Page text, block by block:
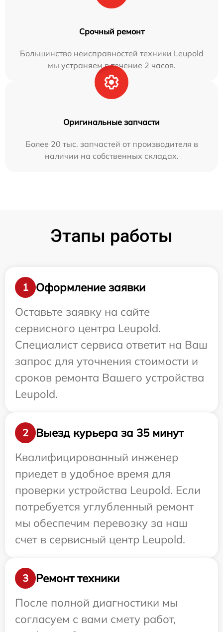
Срочный ремонт
Большинство неисправностей техники Leupold
мы устраняем в течение 2 часов.
Оригинальные запчасти
Более 20 тыс. запчастей от производителя в
наличии на собственных складах.
Этапы работы
1
Оформление заявки
Оставьте заявку на сайте
сервисного центра Leupold.
Специалист сервиса ответит на Ваш
запрос для уточнения стоимости и
сроков ремонта Вашего устройства
Leupold.
2
Выезд курьера за 35 минут
Квалифицированный инженер
приедет в удобное время для
проверки устройства Leupold. Если
потребуется углубленный ремонт
мы обеспечим перевозку за наш
счет в сервисный центр Leupold.
3
Ремонт техники
После полной диагностики мы
согласуем с вами смету работ,